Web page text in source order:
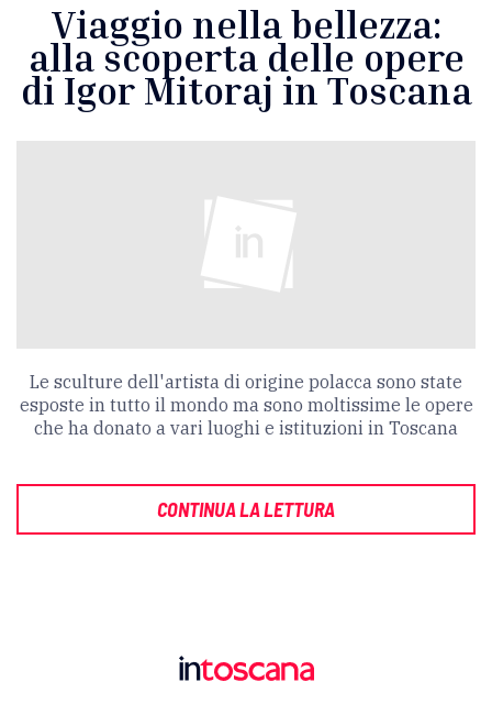
Viaggio nella bellezza:
alla scoperta delle opere
di Igor Mitoraj in Toscana
Le sculture dell'artista di origine polacca sono state
esposte in tutto il mondo ma sono moltissime le opere
che ha donato a vari luoghi e istituzioni in Toscana
CONTINUA LA LETTURA